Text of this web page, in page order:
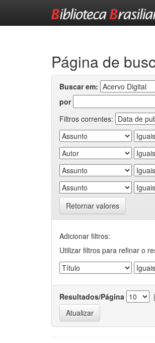
Página de
Buscar em:
por
Filtros correntes:
Retornar valores
Adicionar filtros:
Utilizar filtros para refinar o
Resultados/Página |